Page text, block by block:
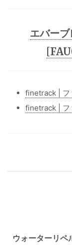
エバー
finetrack | フ
finetrack | フ
稿
ウォーターリ